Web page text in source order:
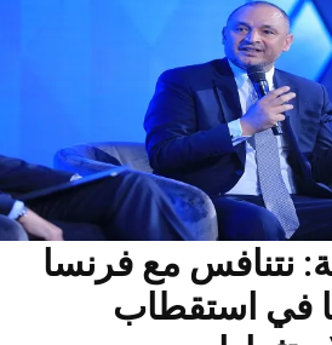
نتنافس مع فرنسا
في استقطاب